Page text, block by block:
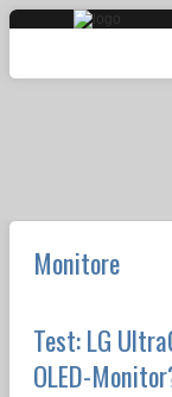
Monitore
Test: LG
OLED-